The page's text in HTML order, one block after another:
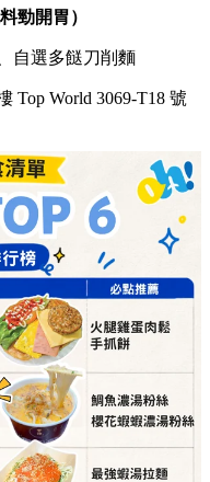
勁開胃）
自選多餸刀削麵
Top World 3069-T18 號